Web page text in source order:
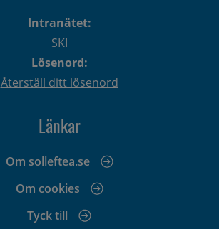
Intranätet:
SKI
Lösenord:
Återställ ditt lösenord
Länkar
Om solleftea.se
Om cookies
Tyck till